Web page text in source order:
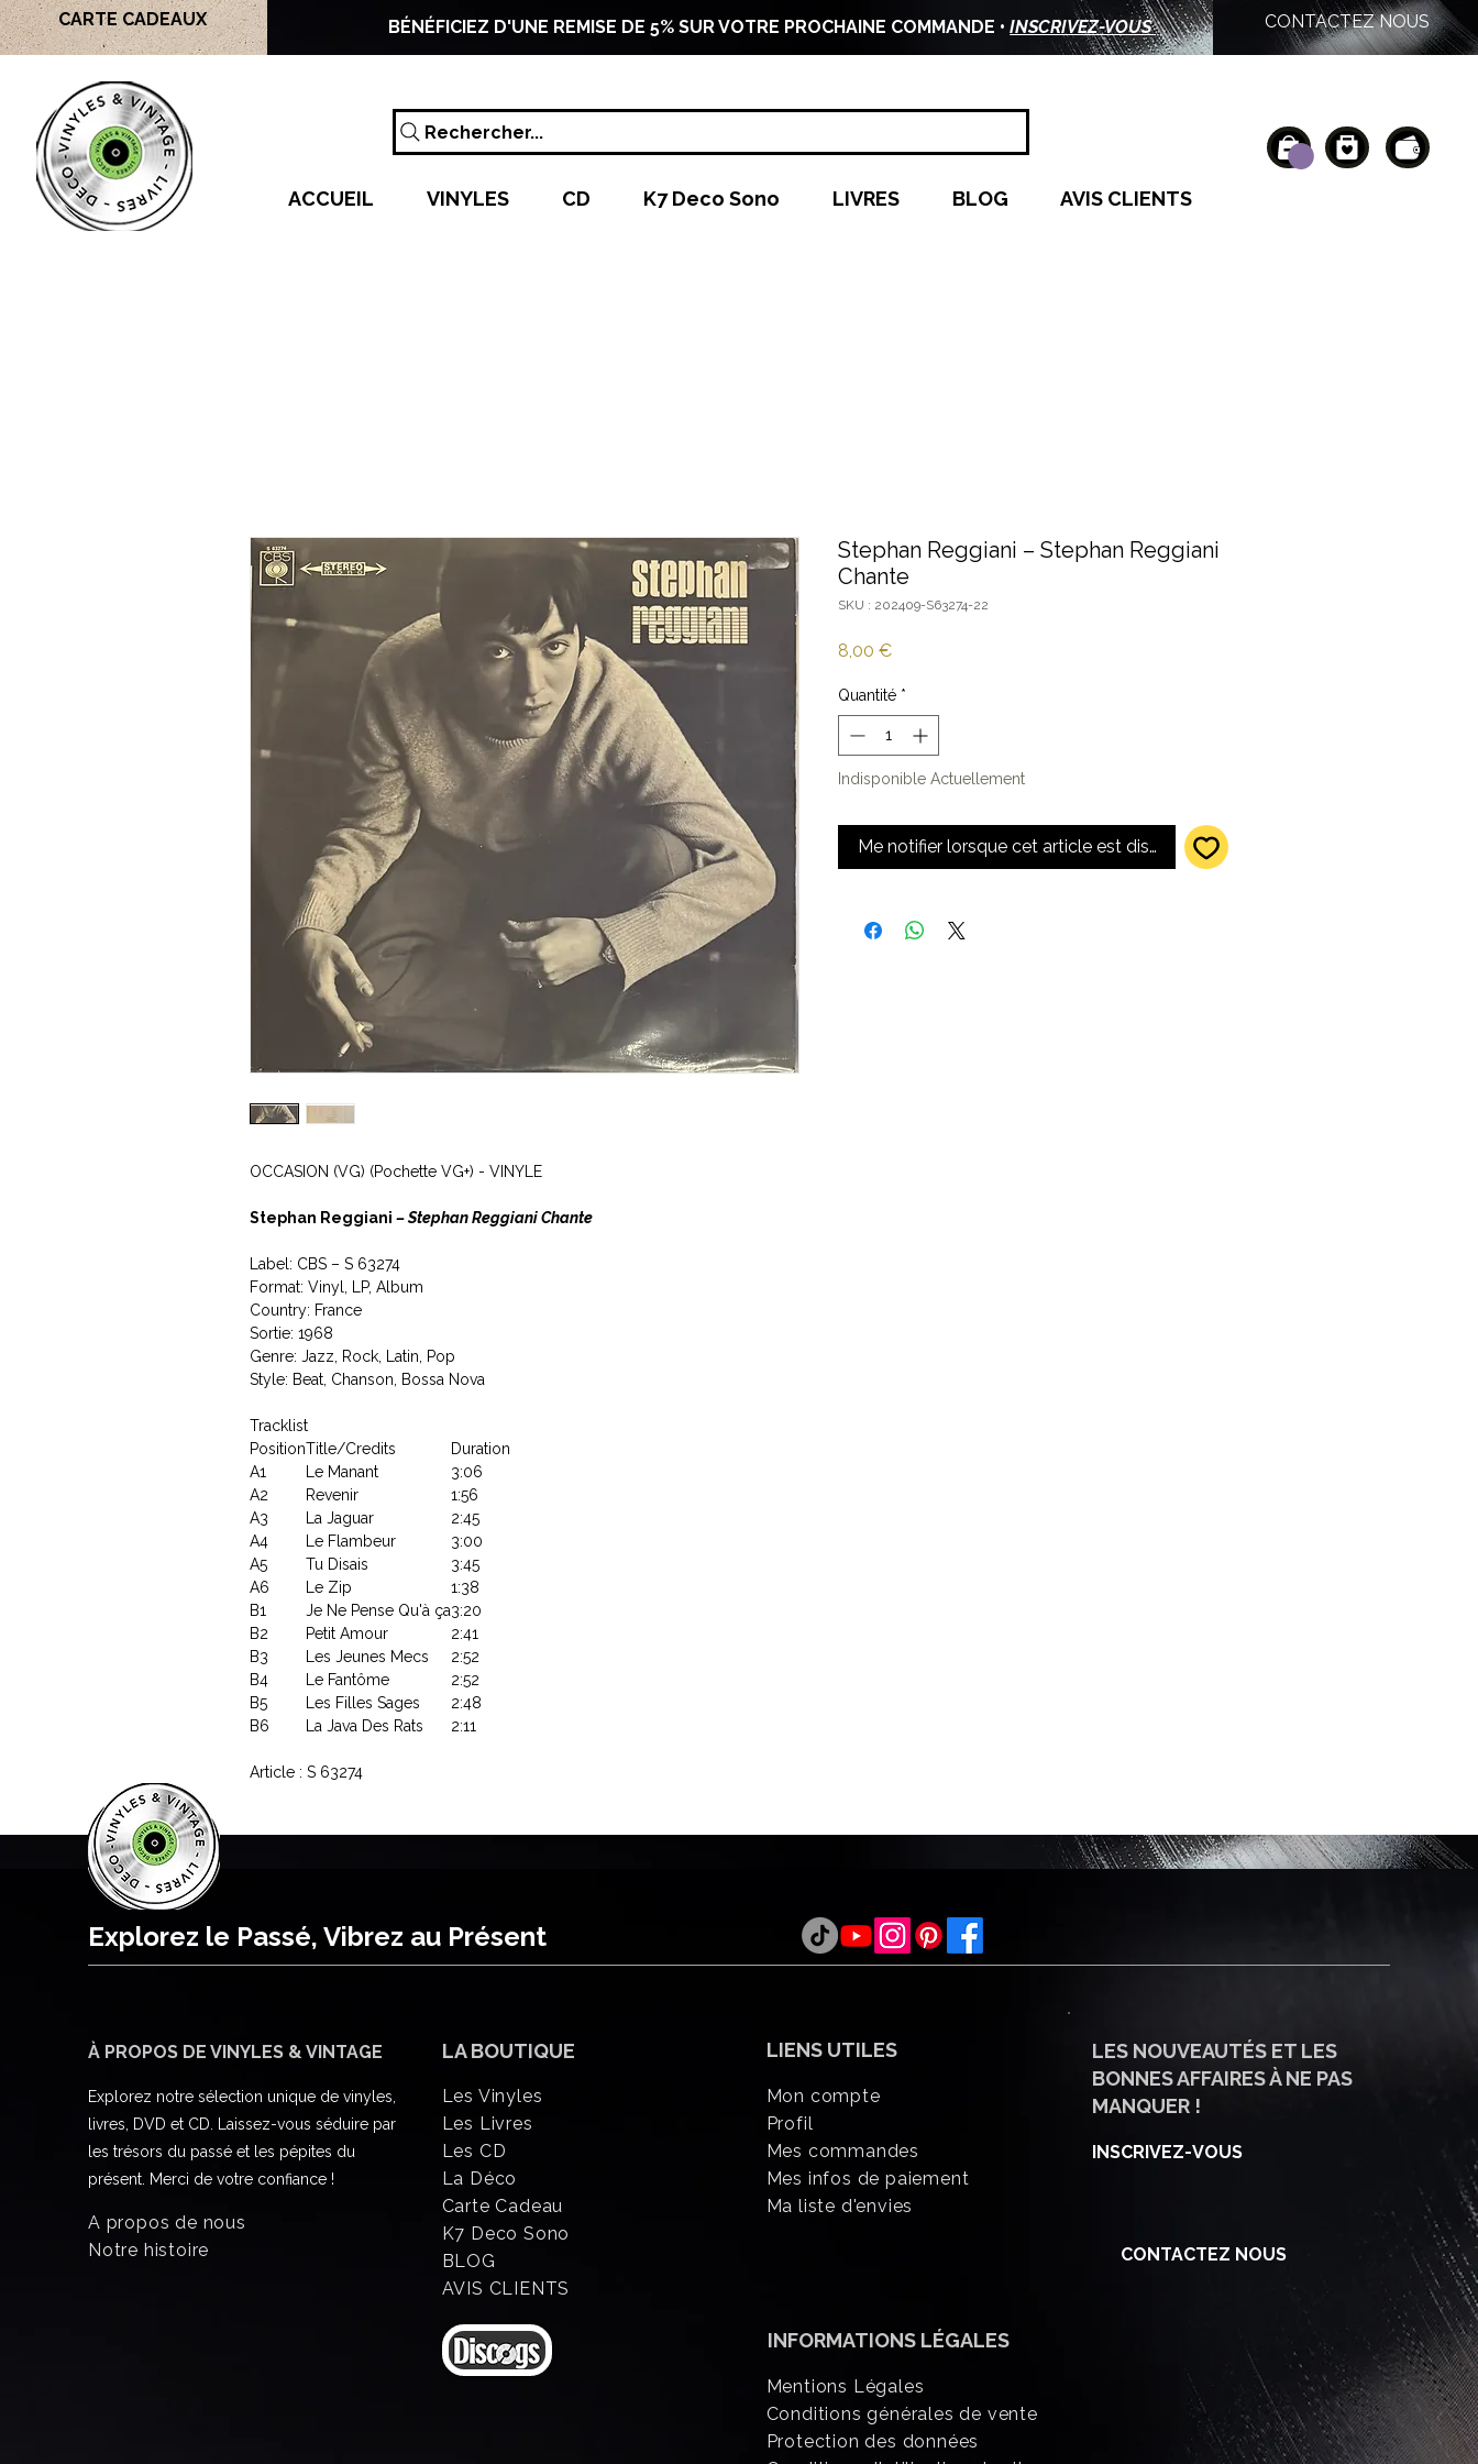
CARTE CADEAUX BÉNÉFICIEZ D'UNE REMISE DE 5% SUR VOTRE PROCHAINE COMMANDE •INSCRIVEZ-VOUS CONTACTEZ NOUS
Rechercher...
ACCUEIL VINYLES CD K7 Deco Sono LIVRES BLOG AVIS CLIENTS
OCCASION (VG) (Pochette VG+) - VINYLE
Stephan Reggiani ‎– Stephan Reggiani Chante
Label: CBS ‎– S 63274
Format: Vinyl, LP, Album
Country: France
Sortie: 1968
Genre: Jazz, Rock, Latin, Pop
Style: Beat, Chanson, Bossa Nova
Tracklist
PositionTitle/Credits
Duration
A1
Le Manant
3:06
A2
Revenir
1:56
A3
La Jaguar
2:45
A4
Le Flambeur
3:00
A5
Tu Disais
3:45
A6
Le Zip
1:38
B1
Je Ne Pense Qu'à ça3:20
B2
Petit Amour
2:41
B3
Les Jeunes Mecs
2:52
B4
Le Fantôme
2:52
B5
Les Filles Sages
2:48
B6
La Java Des Rats 2:11
Article : S 63274
Stephan Reggiani ‎– Stephan Reggiani
Chante
SKU : 202409-S63274-22
8,00 €Prix
Quantité *
Indisponible Actuellement
Me notifier lorsque cet article est disponible
Explorez le Passé, Vibrez au Présent
À PROPOS DE VINYLES & VINTAGE
Explorez notre sélection unique de vinyles,
livres, DVD et CD. Laissez-vous séduire par
les trésors du passé et les pépites du
présent. Merci de votre confiance !
A propos de nous
Notre histoire
LA BOUTIQUE
Les Vinyles
Les Livres
Les CD
La Déco
Carte Cadeau
K7 Deco Sono
BLOG
AVIS CLIENTS
LIENS UTILES
Mon compte
Profil
Mes commandes
Mes infos de paiement
Ma liste d'envies
INFORMATIONSLÉGALES
Mentions Légales
Conditions générales de vente
Protection des données
LES NOUVEAUTÉS ET LES
BONNES AFFAIRES À NE PAS
MANQUER !
INSCRIVEZ-VOUS
CONTACTEZ NOUS